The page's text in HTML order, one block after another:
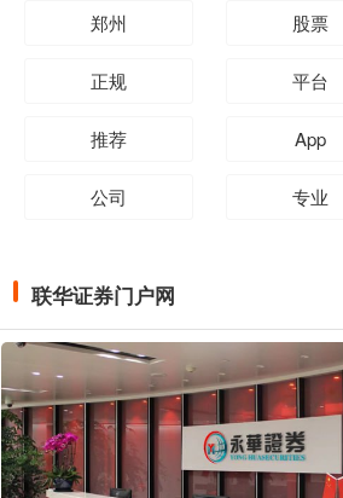
郑州 股票
正规 平台
推荐 App
公司 专业
联华证券门户网